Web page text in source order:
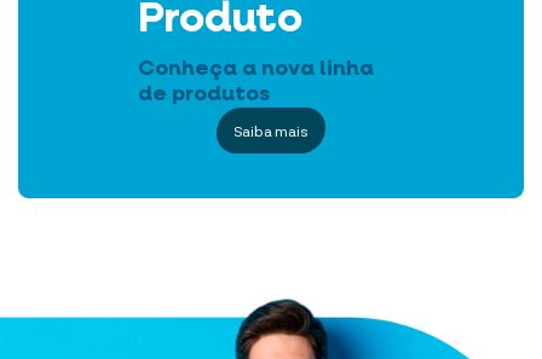
Produto
Conheça a nova linha
de produtos
Saiba mais